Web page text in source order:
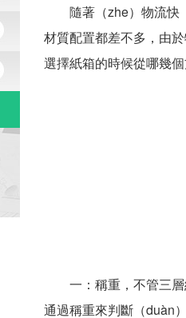
隨著（zhe）物流快
材質配置都差不多，由
選擇紙箱的時候從哪幾
一：稱重，不管三層
通過稱重來判斷（duàn